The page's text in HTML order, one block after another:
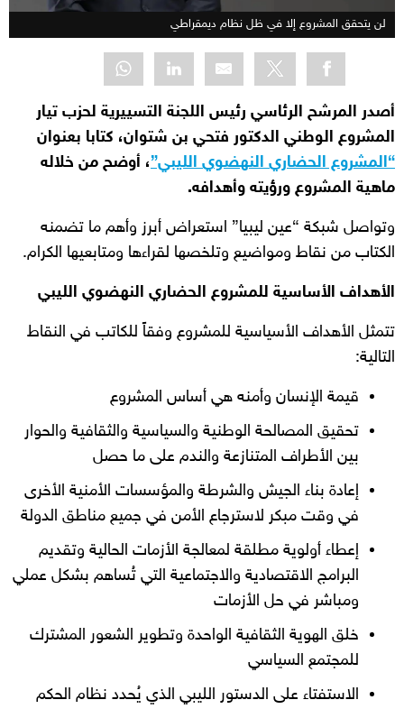
لن يتحقق المشروع إلا في ظل نظام ديمقراطي
أصدر المرشح الرئاسي رئيس اللجنة التسييرية لحزب تيار
المشروع الوطني الدكتور فتحي بن شتوان، كتابا بعنوان
“المشروع الحضاري النهضوي الليبي”، أوضح من خلاله
ماهية المشروع ورؤيته وأهدافه.
وتواصل شبكة “عين ليبيا” استعراض أبرز وأهم ما تضمنه
الكتاب من نقاط ومواضيع وتلخصها لقراءها ومتابعيها الكرام.
الأهداف الأساسية للمشروع الحضاري النهضوي الليبي
تتمثل الأهداف الأسياسية للمشروع وفقاً للكاتب في النقاط
التالية:
قيمة الإنسان وأمنه هي أساس المشروع
تحقيق المصالحة الوطنية والسياسية والثقافية والحوار
بين الأطراف المتنازعة والندم على ما حصل
إعادة بناء الجيش والشرطة والمؤسسات الأمنية الأخرى
في وقت مبكر لاسترجاع الأمن في جميع مناطق الدولة
إعطاء أولوية مطلقة لمعالجة الأزمات الحالية وتقديم
البرامج الاقتصادية والاجتماعية التي تُساهم بشكل عملي
ومباشر في حل الأزمات
خلق الهوية الثقافية الواحدة وتطوير الشعور المشترك
للمجتمع السياسي
الاستفتاء على الدستور الليبي الذي يُحدد نظام الحكم